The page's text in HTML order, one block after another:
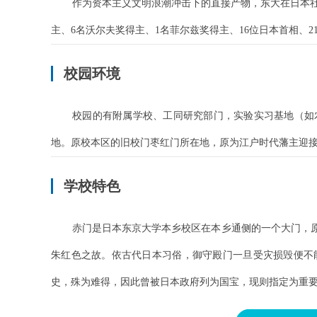
作为资本主义文明浪潮冲击下的直接产物，东大在日本
主、6名沃尔夫奖得主、1名菲尔兹奖得主、16位日本首相
校园环境
校园的有附属学校、工同研究部门，实验实习基地（
地。原校本区的旧校门枣红门所在地，原为江户时代藩主迎
学校特色
赤门是日本东京大学本乡校区在本乡通侧的一个大门，
朱红色之故。依古代日本习俗，御守殿门一旦受灾损毁便
史，殊为难得，因此曾被日本政府列为国宝，现则指定为重